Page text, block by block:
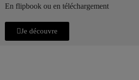
En flipbook ou en téléchargement
Je découvre